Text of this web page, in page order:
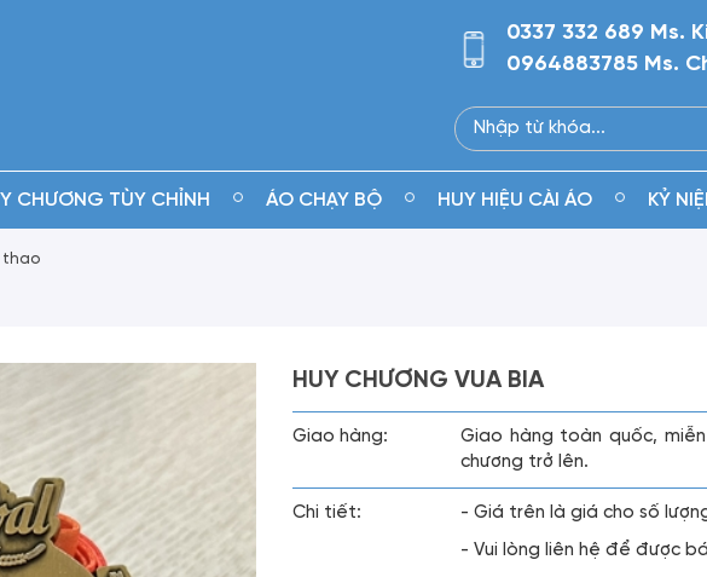
0337 332 689 Ms.
0964883785 Ms.
CHƯƠNG TÙY CHỈNH ÁO CHẠY BỘ HUY HIỆU CÀI ÁO KỶ
thao
HUY CHƯƠNG VUA BIA
Giao hàng:
Giao hàng toàn quốc,
chương trở lên.
Chi tiết:
- Giá trên là giá cho số
- Vui lòng liên hệ để được